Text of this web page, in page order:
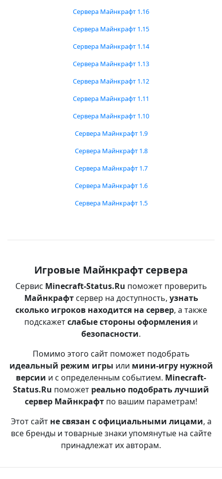
Сервера Майнкрафт 1.16
Сервера Майнкрафт 1.15
Сервера Майнкрафт 1.14
Сервера Майнкрафт 1.13
Сервера Майнкрафт 1.12
Сервера Майнкрафт 1.11
Сервера Майнкрафт 1.10
Сервера Майнкрафт 1.9
Сервера Майнкрафт 1.8
Сервера Майнкрафт 1.7
Сервера Майнкрафт 1.6
Сервера Майнкрафт 1.5
Игровые Майнкрафт сервера
Сервис Minecraft-Status.Ru поможет проверить
Майнкрафтсервер на доступность, узнать
сколько игроков находится на сервер, а также
подскажетслабые стороны оформления и
безопасности.
Помимо этого сайт поможет подобрать
идеальный режим игры или мини-игру нужной
версии и с определенным событием. Minecraft-
Status.Ru поможет реально подобрать лучший
сервер Майнкрафт по вашим параметрам!
Этот сайт не связан с официальными лицами, а
все бренды и товарные знаки упомянутые на сайте
принадлежат их авторам.